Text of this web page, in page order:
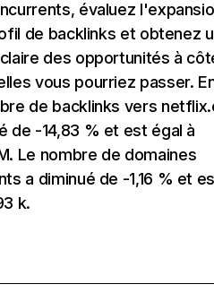
évaluez
de backlinks et obtenez
des opportunités à
vous pourriez passer.
de backlinks vers
de -14,83 % et est égal à
Le nombre de domaines
a diminué de -1,16 % et
k.